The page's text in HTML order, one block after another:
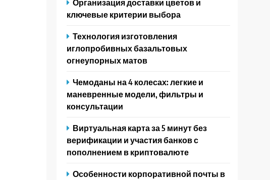
Организация доставки цветов и
ключевые критерии выбора
Технология изготовления
иглопробивных базальтовых
огнеупорных матов
Чемоданы на 4 колесах: легкие и
маневренные модели, фильтры и
консультации
Виртуальная карта за 5 минут без
верификации и участия банков с
пополнением в криптовалюте
Особенности корпоративной почты в